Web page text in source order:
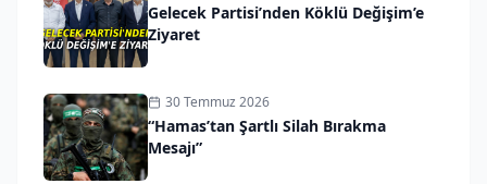
Gelecek Partisi’nden Köklü Değişim’e
Ziyaret
30 Temmuz 2026
“Hamas’tan Şartlı Silah Bırakma
Mesajı”